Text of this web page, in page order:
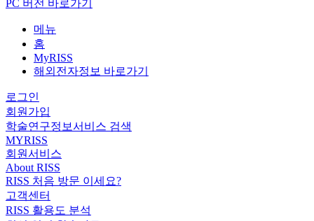
PC 버전 바로가기
메뉴
홈
MyRISS
해외전자정보 바로가기
로그인
회원가입
학술연구정보서비스 검색
MYRISS
회원서비스
About RISS
RISS 처음 방문 이세요?
고객센터
RISS 활용도 분석